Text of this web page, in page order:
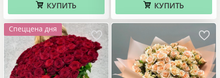
КУПИТЬ КУПИТЬ
Спеццена дня